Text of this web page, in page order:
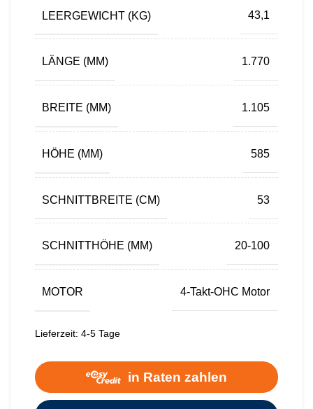
LEERGEWICHT (KG) 43,1
LÄNGE (MM) 1.770
BREITE (MM) 1.105
HÖHE (MM) 585
SCHNITTBREITE (CM) 53
SCHNITTHÖHE (MM) 20-100
MOTOR 4-Takt-OHC Motor
Lieferzeit: 4-5 Tage